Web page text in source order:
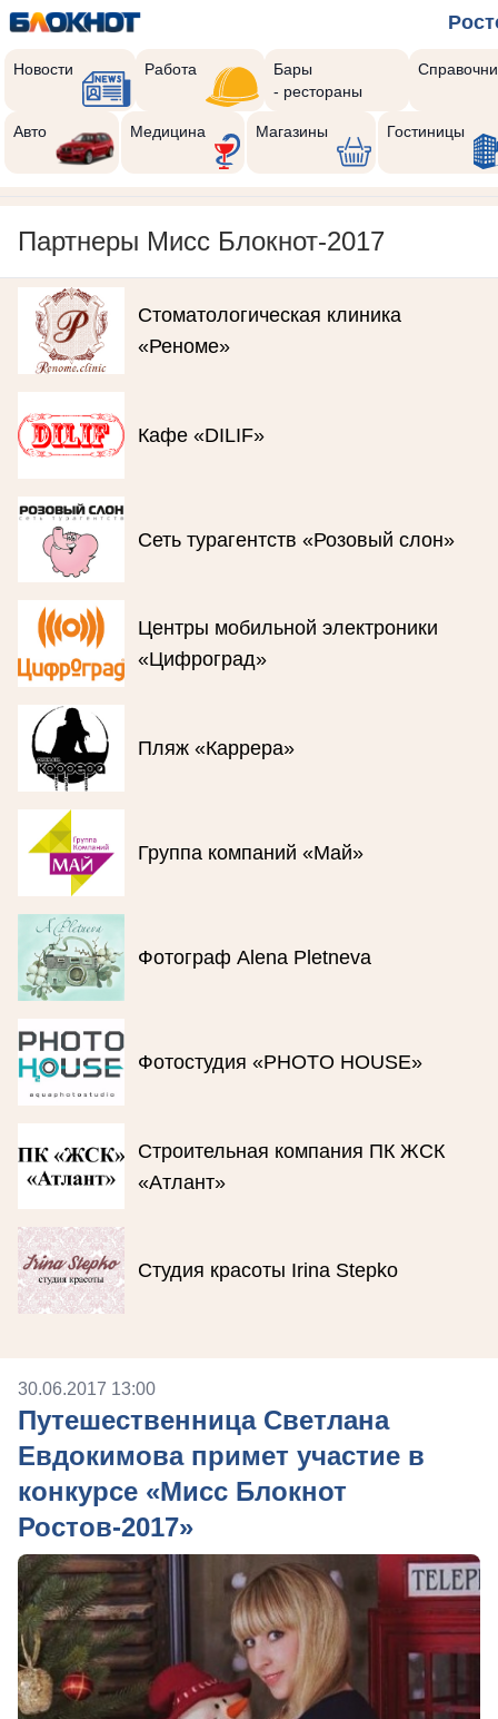
Новости Работа
Бары
- рестораны
Авто Медицина Магазины Гостиницы
Партнеры Мисс Блокнот-2017
Стоматологическая клиника
«Реноме»
Кафе «DILIF»
Сеть турагентств «Розовый слон»
Центры мобильной электроники
«Цифроград»
Пляж «Каррера»
Группа компаний «Май»
Фотограф Alena Pletneva
Фотостудия «PHOTO HOUSE»
Строительная компания ПК ЖСК
«Атлант»
Студия красоты Irina Stepko
30.06.2017 13:00
Путешественница Светлана
Евдокимова примет участие в
конкурсе «Мисс Блокнот
Ростов-2017»